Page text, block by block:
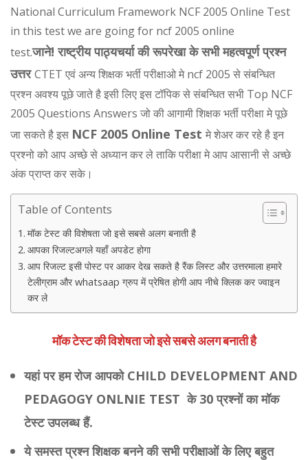
National Curriculum Framework NCF 2005 Online Test
in this test we are going for ncf 2005 online
test.जाने! राष्ट्रीय पाठ्यचर्या की रूपरेखा के सभी महत्वपूर्ण प्रश्न
उत्तरCTET एवं अन्य शिक्षक भर्ती परीक्षाओ मे ncf 2005 से संबन्धित
प्रश्न अवश्य पूछे जाते है इसी लिए इस टॉपिक से संबन्धित सभी Top NCF
2005 Questions Answers जो की आगामी शिक्षक भर्ती परीक्षा मे पूछे
जा सकते है इस NCF 2005 Online Test मे शेअर कर रहे है इन
प्रश्नो को आप अच्छे से अध्यान कर ले ताकि परीक्षा मे आप आसानी से अच्छे
अंक प्राप्त कर सके।
Table of Contents
मॉक टेस्ट की विशेषता जो इसे सबसे अलग बनाती है
आपका रिजल्टअगले यहाँ अपडेट होगा
आप रिजल्ट इसी पोस्ट पर आकर देख सकते है रैंक लिस्ट और उत्तरमाला हमारे
टेलीग्राम और whatsaap ग्रुप में प्रेषित होगी आप नीचे क्लिक कर ज्वाइन
कर ले
मॉक टेस्ट की विशेषता जो इसे सबसे अलग बनाती है
यहां पर हम रोज आपको CHILD DEVELOPMENT AND
PEDAGOGY ONLNIE TEST के 30 प्रश्नों का मॉक
टेस्ट उपलब्ध हैं.
ये समस्त प्रश्न शिक्षक बनने की सभी परीक्षाओं के लिए बहुत